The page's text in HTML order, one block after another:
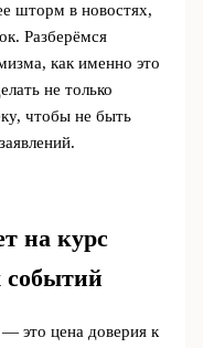
шторм в новостях,
Разберёмся
как именно это
не только
чтобы не быть
на курс
событий
это цена доверия к